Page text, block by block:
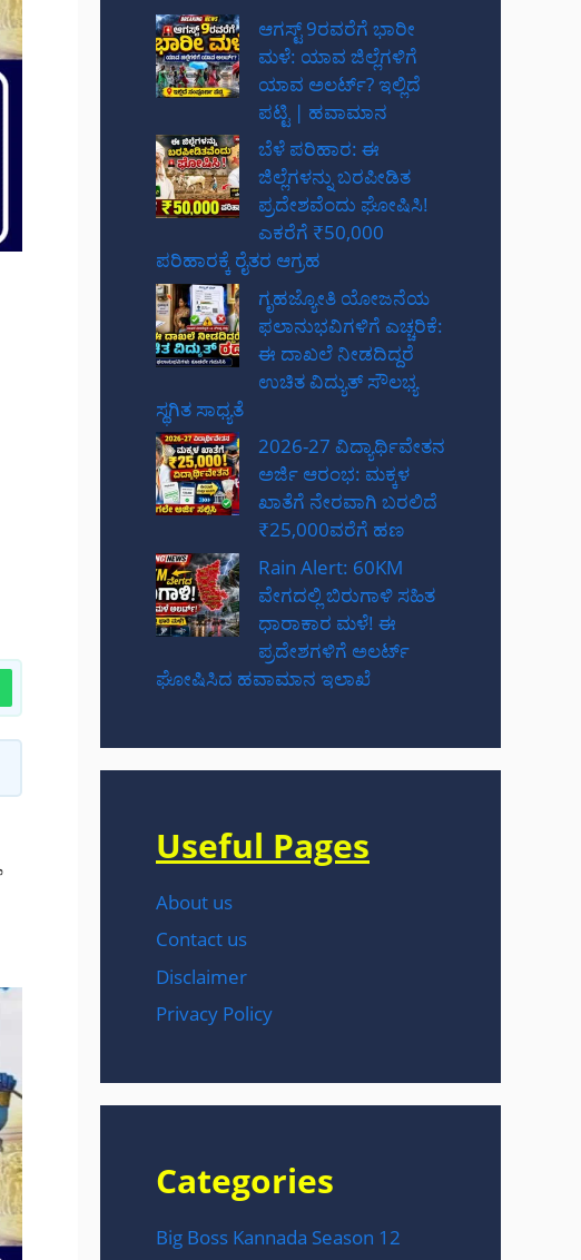
ಆಗಸ್ಟ್ 9ರವರೆಗೆ ಭಾರೀ
ಮಳೆ: ಯಾವ ಜಿಲ್ಲೆಗಳಿಗೆ
ಯಾವ ಅಲರ್ಟ್? ಇಲ್ಲಿದೆ
ಪಟ್ಟಿ | ಹವಾಮಾನ
ಬೆಳೆ ಪರಿಹಾರ: ಈ
ಜಿಲ್ಲೆಗಳನ್ನು ಬರಪೀಡಿತ
ಪ್ರದೇಶವೆಂದು ಘೋಷಿಸಿ!
ಎಕರೆಗೆ ₹50,000
ಪರಿಹಾರಕ್ಕೆ ರೈತರ ಆಗ್ರಹ
ಗೃಹಜ್ಯೋತಿ ಯೋಜನೆಯ
ಫಲಾನುಭವಿಗಳಿಗೆ ಎಚ್ಚರಿಕೆ:
ಈ ದಾಖಲೆ ನೀಡದಿದ್ದರೆ
ಉಚಿತ ವಿದ್ಯುತ್ ಸೌಲಭ್ಯ
ಸ್ಥಗಿತ ಸಾಧ್ಯತೆ
2026-27 ವಿದ್ಯಾರ್ಥಿವೇತನ
ಅರ್ಜಿ ಆರಂಭ: ಮಕ್ಕಳ
ಖಾತೆಗೆ ನೇರವಾಗಿ ಬರಲಿದೆ
₹25,000ವರೆಗೆ ಹಣ
Rain Alert: 60KM
ವೇಗದಲ್ಲಿ ಬಿರುಗಾಳಿ ಸಹಿತ
ಧಾರಾಕಾರ ಮಳೆ! ಈ
ಪ್ರದೇಶಗಳಿಗೆ ಅಲರ್ಟ್
ಘೋಷಿಸಿದ ಹವಾಮಾನ ಇಲಾಖೆ
Useful Pages
About us
Contact us
Disclaimer
Privacy Policy
Categories
Big Boss Kannada Season 12